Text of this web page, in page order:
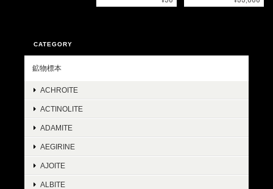
CATEGORY
鉱物標本
ACHROITE
ACTINOLITE
ADAMITE
AEGIRINE
AJOITE
ALBITE